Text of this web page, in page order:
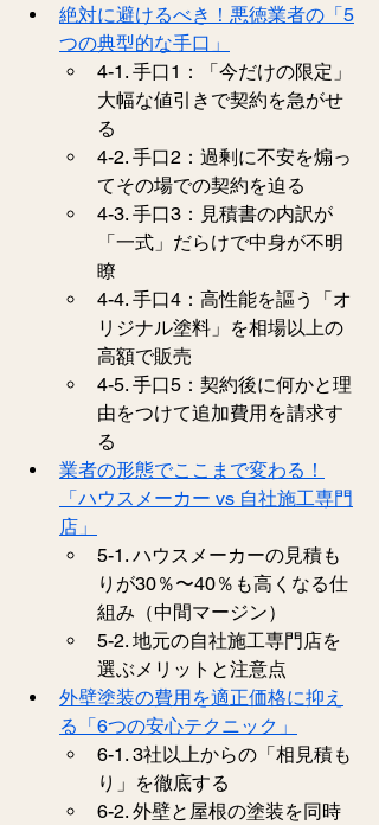
絶対に避けるべき！悪徳業者の「5
つの典型的な手口」
4-1. 手口1：「今だけの限定」
大幅な値引きで契約を急がせ
る
4-2. 手口2：過剰に不安を煽っ
てその場での契約を迫る
4-3. 手口3：見積書の内訳が
「一式」だらけで中身が不明
瞭
4-4. 手口4：高性能を謳う「オ
リジナル塗料」を相場以上の
高額で販売
4-5. 手口5：契約後に何かと理
由をつけて追加費用を請求す
る
業者の形態でここまで変わる！
「ハウスメーカー vs 自社施工専門
店」
5-1. ハウスメーカーの見積も
りが30％〜40％も高くなる仕
組み（中間マージン）
5-2. 地元の自社施工専門店を
選ぶメリットと注意点
外壁塗装の費用を適正価格に抑え
る「6つの安心テクニック」
6-1. 3社以上からの「相見積も
り」を徹底する
6-2. 外壁と屋根の塗装を同時